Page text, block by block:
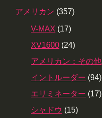
アメリカン (357)
V-MAX (17)
XV1600 (24)
アメリカン：その他
イントルーダー (94)
エリミネーター (17)
シャドウ (15)